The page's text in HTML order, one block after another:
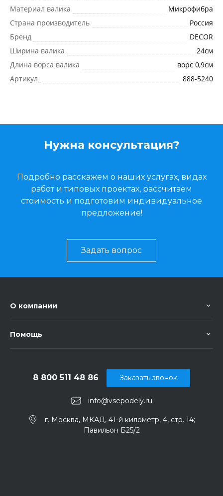
Материал валика
Микрофибра
Страна производитель
Россия
Бренд
DECOR
Ширина валика
24см
Длина ворса валика
ворс 0,9см
Артикул_
888-5240
Нужна консультация?
Подробно расскажем о наших услугах, видах
работ и типовых проектах, рассчитаем
стоимость и подготовим индивидуальное
предложение!
Задать вопрос
О компании
Помощь
info@vsepodely.ru
8 800 511 48 86
г. Москва, МКАД, 41-й километр, 4, стр. 14;
Павильон Б25/2
Заказать звонок